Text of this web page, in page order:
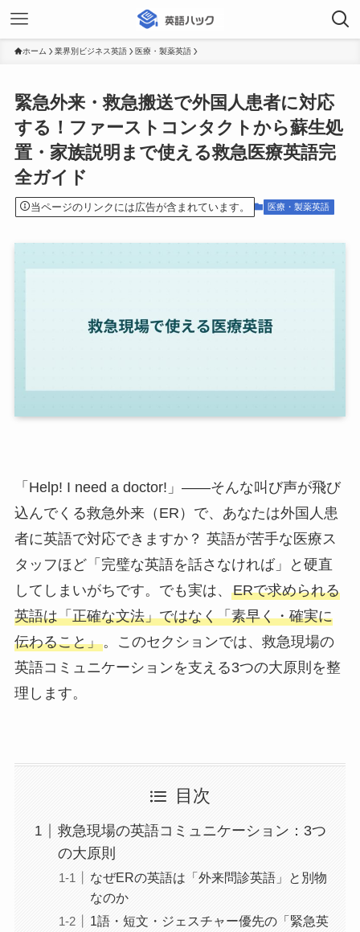
ホーム 業界別ビジネス英語 医療・製薬英語
緊急外来・救急搬送で外国人患者に対応
する！ファーストコンタクトから蘇生処
置・家族説明まで使える救急医療英語完
全ガイド
当ページのリンクには広告が含まれています。 医療・製薬英語
「Help! I need a doctor!」——そんな叫び声が飛び
込んでくる救急外来（ER）で、あなたは外国人患
者に英語で対応できますか？ 英語が苦手な医療ス
タッフほど「完璧な英語を話さなければ」と硬直
してしまいがちです。でも実は、 ERで求められる
英語は「正確な文法」ではなく「素早く・確実に
伝わること」。このセクションでは、救急現場の
英語コミュニケーションを支える3つの大原則を整
理します。
目次
救急現場の英語コミュニケーション：3つ
の大原則
なぜERの英語は「外来問診英語」と別物
なのか
1語・短文・ジェスチャー優先の「緊急英